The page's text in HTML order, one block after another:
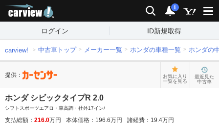
検索 通知
i
ログイン ID新規取得
carview! 中古車トップ メーカー一覧 ホンダの車種一覧 ホンダの
提供：
お気に入り
一覧を見る
最近見た
中古車
ホンダ シビックタイプR 2.0
シフトスポーツエアロ・車高調・社外17イン/
支払総額： 216.0万円 本体価格： 196.6万円 諸経費： 19.4万円